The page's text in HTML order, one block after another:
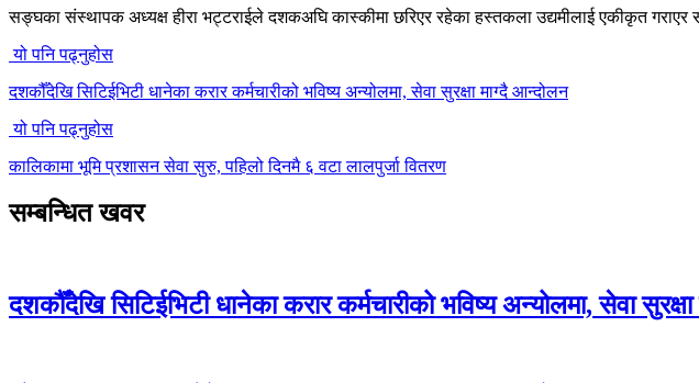
सङ्घका संस्थापक अध्यक्ष हीरा भट्टराईले दशकअघि कास्कीमा छरिएर रहेका हस्तकला उद्यमीलाई एकीकृत गराएर
यो पनि पढ्नुहोस
दशकौँदेखि सिटिईभिटी धानेका करार कर्मचारीको भविष्य अन्योलमा, सेवा सुरक्षा माग्दै आन्दोलन
यो पनि पढ्नुहोस
कालिकामा भूमि प्रशासन सेवा सुरु, पहिलो दिनमै ६ वटा लालपुर्जा वितरण
सम्बन्धित खवर
दशकौँदेखि सिटिईभिटी धानेका करार कर्मचारीको भविष्य अन्योलमा, सेवा